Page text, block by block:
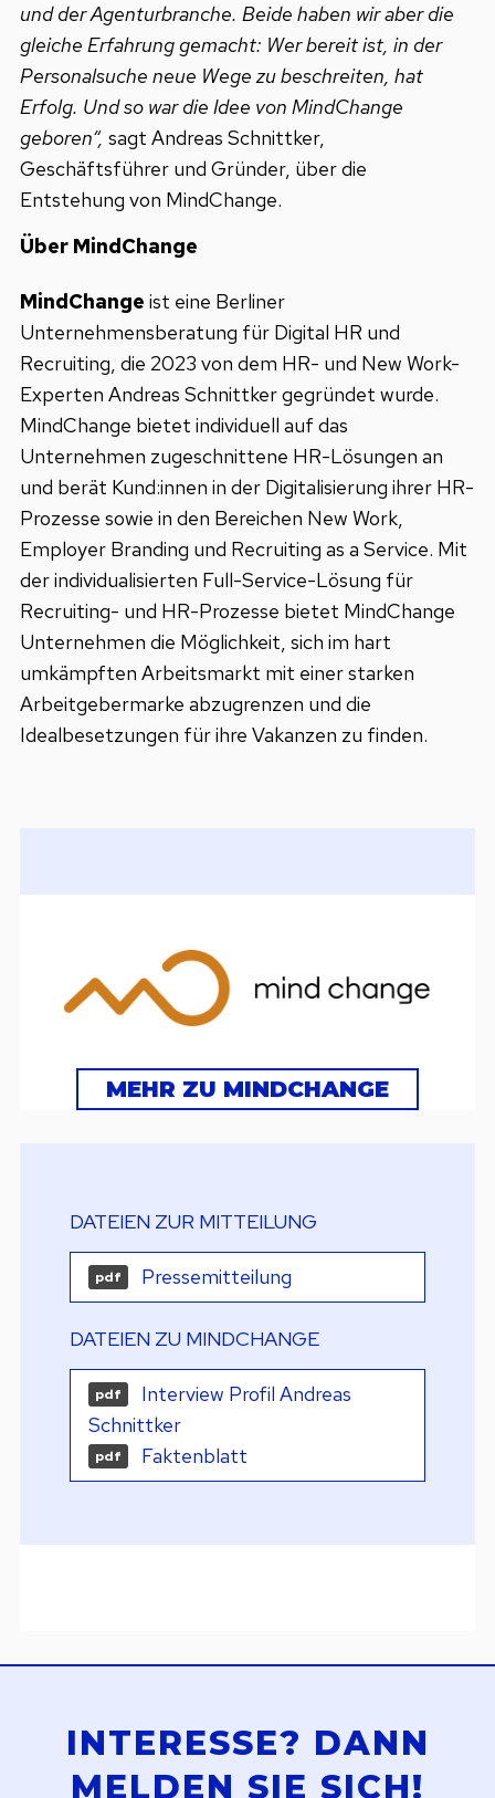
und der Agenturbranche. Beide haben wir aber die
gleiche Erfahrung gemacht: Wer bereit ist, in der
Personalsuche neue Wege zu beschreiten, hat
Erfolg. Und so war die Idee von MindChange
geboren“, sagt Andreas Schnittker,
Geschäftsführer und Gründer, über die
Entstehung von MindChange.
Über MindChange
MindChange ist eine Berliner
Unternehmensberatung für Digital HR und
Recruiting, die 2023 von dem HR- und New Work-
Experten Andreas Schnittker gegründet wurde.
MindChange bietet individuell auf das
Unternehmen zugeschnittene HR-Lösungen an
und berät Kund:innen in der Digitalisierung ihrer HR-
Prozesse sowie in den Bereichen New Work,
Employer Branding und Recruiting as a Service. Mit
der individualisierten Full-Service-Lösung für
Recruiting- und HR-Prozesse bietet MindChange
Unternehmen die Möglichkeit, sich im hart
umkämpften Arbeitsmarkt mit einer starken
Arbeitgebermarke abzugrenzen und die
Idealbesetzungen für ihre Vakanzen zu finden.
MEHR ZU MINDCHANGE
DATEIEN ZUR MITTEILUNG
pdf Pressemitteilung
DATEIEN ZU MINDCHANGE
pdf
Interview Profil Andreas
Schnittker
pdf Faktenblatt
INTERESSE? DANN
MELDEN SIE SICH!